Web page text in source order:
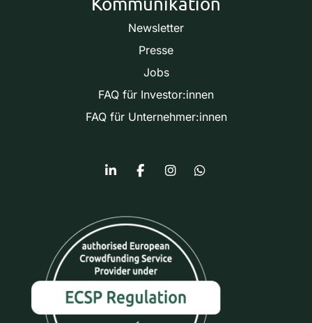
Newsletter
Presse
Jobs
FAQ für Investor:innen
FAQ für Unternehmer:innen